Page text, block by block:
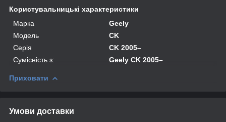
Користувальницькі характеристики
Марка
Geely
Модель
CK
Серія
CK 2005–
Сумісність з:
Geely CK 2005–
Приховати
Умови доставки